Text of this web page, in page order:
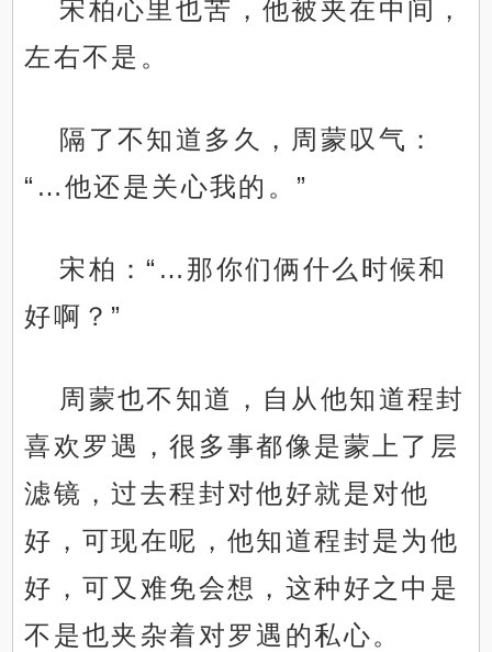
宋柏心里也苦，他被夹在中间，
左右不是。
隔了不知道多久，周蒙叹气：
“…他还是关心我的。”
宋柏：“…那你们俩什么时候和
好啊？”
周蒙也不知道，自从他知道程封
喜欢罗遇，很多事都像是蒙上了层
滤镜，过去程封对他好就是对他
好，可现在呢，他知道程封是为他
好，可又难免会想，这种好之中是
不是也夹杂着对罗遇的私心。